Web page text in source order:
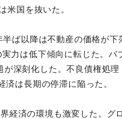
米国を抜いた。
ば以降は不動産の価格が下
力は低下傾向に転じた。バ
深刻化した。不良債権処理
は長期の停滞に陥った。
経済の環境も激変した。グロ